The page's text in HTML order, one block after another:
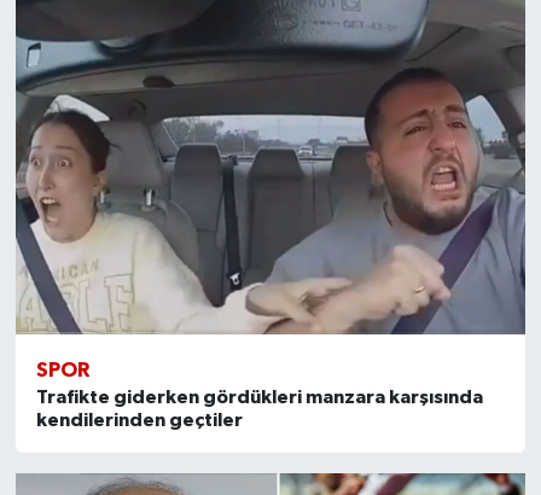
SPOR
Trafikte giderken gördükleri manzara karşısında
kendilerinden geçtiler